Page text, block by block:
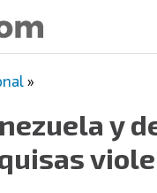
»
y